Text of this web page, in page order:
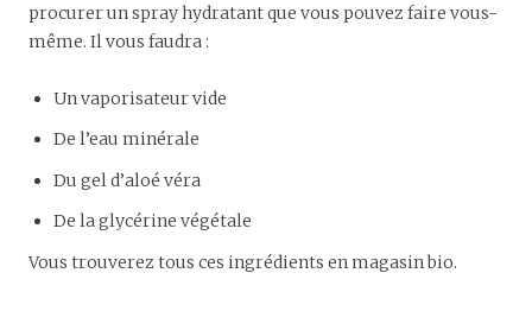
procurer un spray hydratant que vous pouvez faire vous-
même. Il vous faudra :
Un vaporisateur vide
De l’eau minérale
Du gel d’aloé véra
De la glycérine végétale
Vous trouverez tous ces ingrédients en magasin bio.